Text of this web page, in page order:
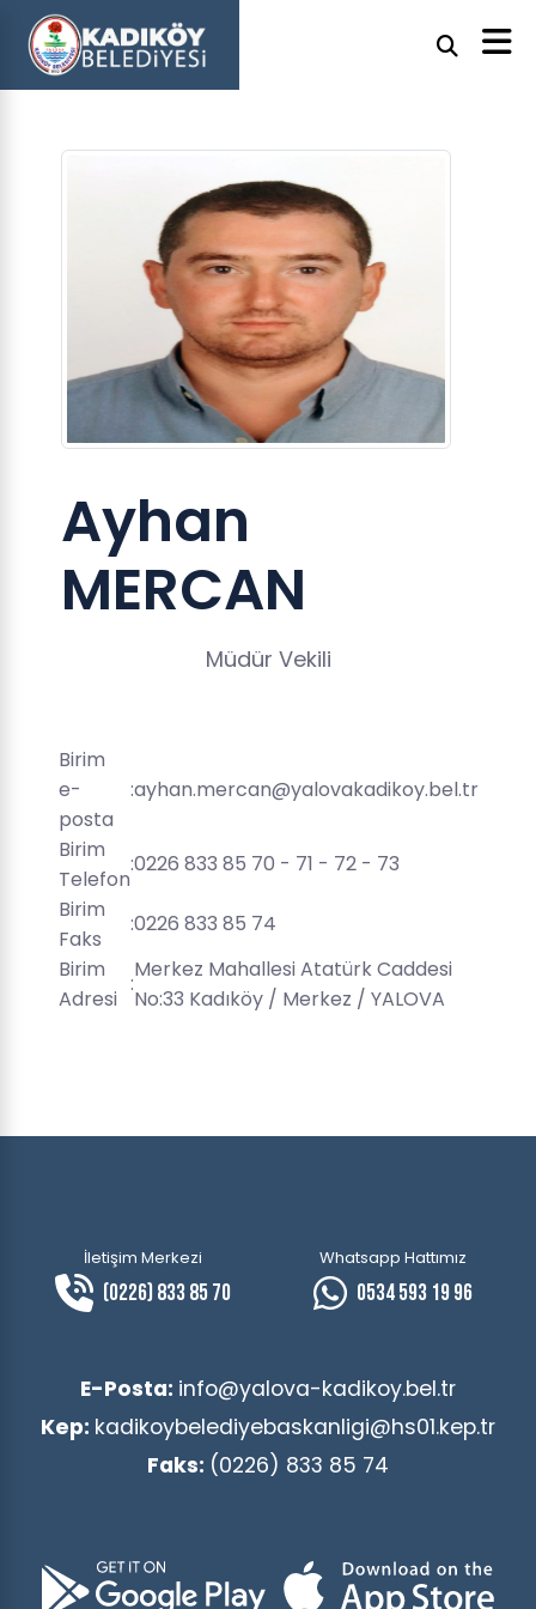
Ayhan
MERCAN
Müdür Vekili
Birim
e-
posta
:ayhan.mercan@yalovakadikoy.bel.tr
Birim
Telefon
:0226 833 85 70 - 71 - 72 - 73
Birim
Faks
:0226 833 85 74
Birim
Adresi
:
Merkez Mahallesi Atatürk Caddesi
No:33 Kadıköy / Merkez / YALOVA
İletişim Merkezi
(0226) 833 85 70
Whatsapp Hattımız
0534 593 19 96
E-Posta: info@yalova-kadikoy.bel.tr
Kep: kadikoybelediyebaskanligi@hs01.kep.tr
Faks: (0226) 833 85 74